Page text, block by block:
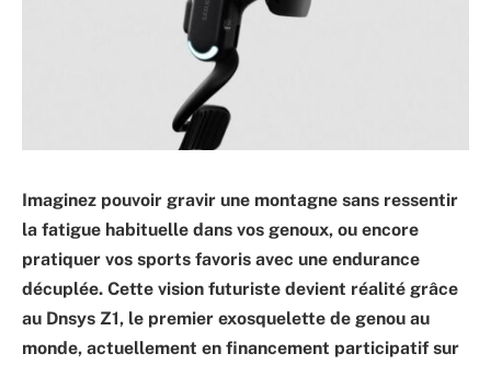
Imaginez pouvoir gravir une montagne sans ressentir
la fatigue habituelle dans vos genoux, ou encore
pratiquer vos sports favoris avec une endurance
décuplée. Cette vision futuriste devient réalité grâce
au Dnsys Z1, le premier exosquelette de genou au
monde, actuellement en financement participatif sur